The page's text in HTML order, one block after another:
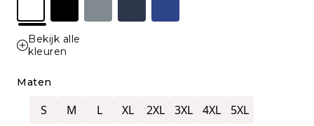
Bekijk alle
kleuren
Maten
S
M
L
XL
2XL
3XL
4XL
5XL